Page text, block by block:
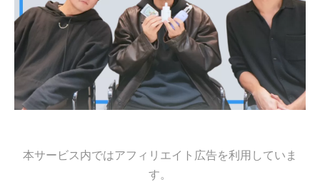
本サービス内ではアフィリエイト広告を利用していま
す。